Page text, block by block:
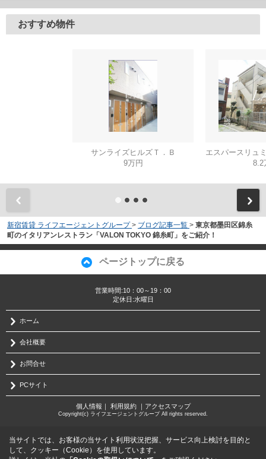
おすすめ物件
サンライズヒルズＴ．Ｂ
9万円
8.2
新宿賃貸 ライフエージェントグループ > ブログ記事一覧 > 東京都墨田区錦糸
町のイタリアンレストラン「VALON TOKYO 錦糸町」をご紹介！
ページトップに戻る
営業時間:10：00～19：00
定休日:水曜日
ホーム
会社概要
お問合せ
PCサイト
個人情報 ｜ 利用規約｜ アクセスマップ
Copyright(c) ライフエージェントグループ All rights reserved.
当サイトでは、お客様の当サイト利用状況把握、サービス向上検討を目的と
して、クッキー（Cookie）を使用しています。